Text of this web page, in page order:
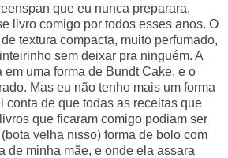
que eu nunca preparara,
livro comigo por todos esses anos. O
textura compacta, muito perfumado,
sem deixar pra ninguém. A
em uma forma de Bundt Cake, e o
Mas eu não tenho mais um forma
conta de que todas as receitas que
que ficaram comigo podiam ser
velha nisso) forma de bolo com
de minha mãe, e onde ela assara